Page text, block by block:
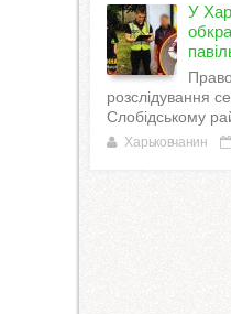
У
розслідування
Слобідському
Харьковчанин